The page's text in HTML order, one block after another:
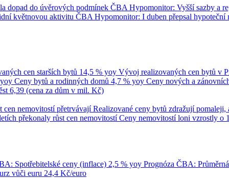
dopad do úvěrových podmínek ČBA Hypomonitor: Vyšší sazby a
květnovou aktivitu ČBA Hypomonitor: I duben přepsal hypoteční
cen starších bytů 14,5 % yoy Vývoj realizovaných cen bytů v
Ceny bytů a rodinných domů 4,7 % yoy Ceny nových a
6,39 (cena za dům v mil. Kč)
cen nemovitostí přetrvávají Realizované ceny bytů zdražují
překonaly růst cen nemovitostí Ceny nemovitostí loni vzrostly o
Spotřebitelské ceny (inflace) 2,5 % yoy Prognóza ČBA:
vůči euru 24,4 Kč/euro